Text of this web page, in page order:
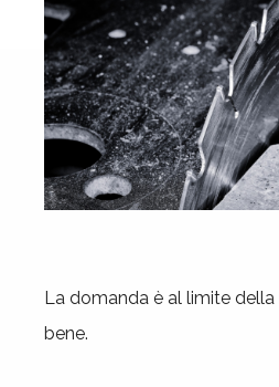
La domanda è al limite
bene.